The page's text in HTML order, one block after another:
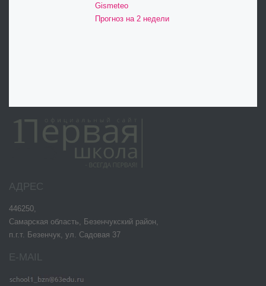
Gismeteo
Прогноз на 2 недели
АДРЕС
446250,
Самарская область, Безенчукский район,
п.г.т. Безенчук, ул. Садовая 37
E-MAIL